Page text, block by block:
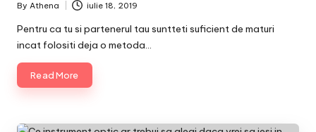
Posted
by
By Athena iulie 18, 2019
Pentru ca tu si partenerul tau suntteti suficient de maturi
incat folositi deja o metoda…
Read More